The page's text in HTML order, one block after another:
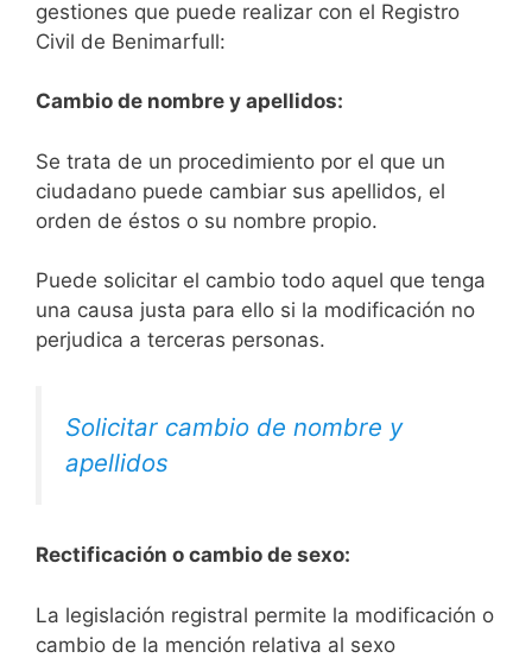
gestiones que puede realizar con el Registro
Civil de Benimarfull:
Cambio de nombre y apellidos:
Se trata de un procedimiento por el que un
ciudadano puede cambiar sus apellidos, el
orden de éstos o su nombre propio.
Puede solicitar el cambio todo aquel que tenga
una causa justa para ello si la modificación no
perjudica a terceras personas.
Solicitar cambio de nombre y
apellidos
Rectificación o cambio de sexo:
La legislación registral permite la modificación o
cambio de la mención relativa al sexo